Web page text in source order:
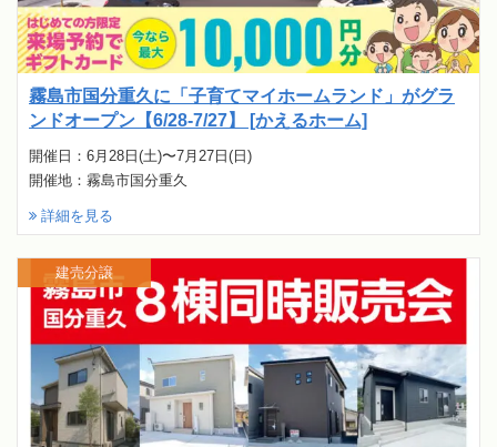
霧島市国分重久に「子育てマイホームランド」がグラ
ンドオープン【6/28-7/27】 [かえるホーム]
開催日：6月28日(土)〜7月27日(日)
開催地：霧島市国分重久
詳細を見る
建売分譲